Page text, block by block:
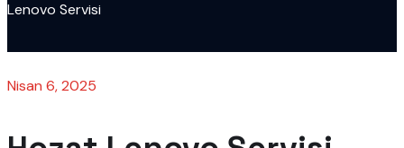
Lenovo Servisi
Nisan 6, 2025